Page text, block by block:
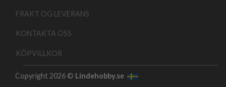
FRAKT OG LEVERANS
KONTAKTA OSS
KÖPVILLKOR
Copyright 2026 © Lindehobby.se